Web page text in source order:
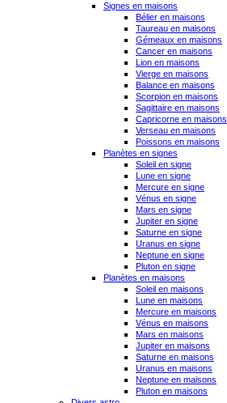
Signes en maisons
Bélier en maisons
Taureau en maisons
Gémeaux en maisons
Cancer en maisons
Lion en maisons
Vierge en maisons
Balance en maisons
Scorpion en maisons
Sagittaire en maisons
Capricorne en maisons
Verseau en maisons
Poissons en maisons
Planètes en signes
Soleil en signe
Lune en signe
Mercure en signe
Vénus en signe
Mars en signe
Jupiter en signe
Saturne en signe
Uranus en signe
Neptune en signe
Pluton en signe
Planètes en maisons
Soleil en maisons
Lune en maisons
Mercure en maisons
Vénus en maisons
Mars en maisons
Jupiter en maisons
Saturne en maisons
Uranus en maisons
Neptune en maisons
Pluton en maisons